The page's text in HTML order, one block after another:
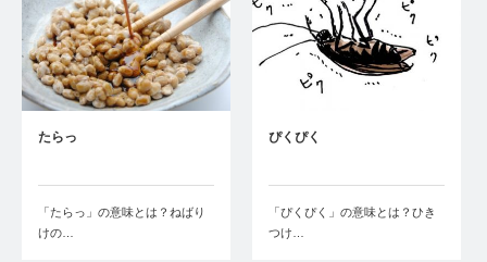
たらっ
「たらっ」の意味とは？ねばり
けの…
ぴくぴく
「ぴくぴく」の意味とは？ひき
つけ…